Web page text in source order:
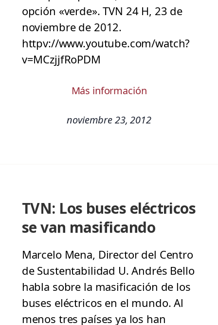
opción «verde». TVN 24 H, 23 de
noviembre de 2012.
httpv://www.youtube.com/watch?
v=MCzjjfRoPDM
Más información
noviembre 23, 2012
TVN: Los buses eléctricos
se van masificando
Marcelo Mena, Director del Centro
de Sustentabilidad U. Andrés Bello
habla sobre la masificación de los
buses eléctricos en el mundo. Al
menos tres países ya los han